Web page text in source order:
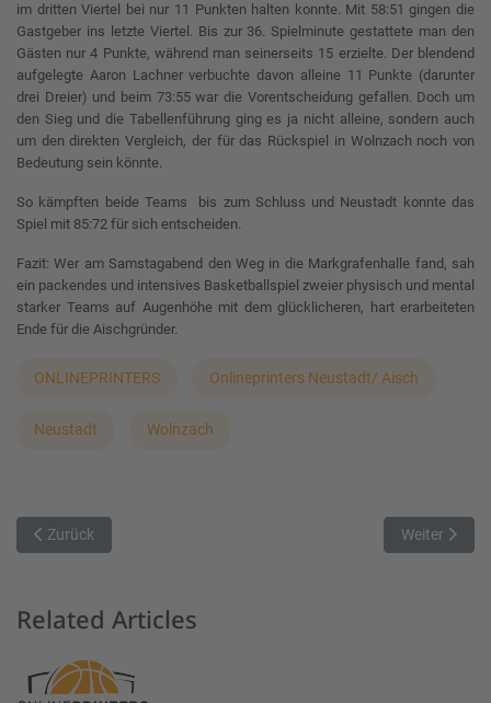
im dritten Viertel bei nur 11 Punkten halten konnte. Mit 58:51 gingen die
Gastgeber ins letzte Viertel. Bis zur 36. Spielminute gestattete man den
Gästen nur 4 Punkte, während man seinerseits 15 erzielte. Der blendend
aufgelegte Aaron Lachner verbuchte davon alleine 11 Punkte (darunter
drei Dreier) und beim 73:55 war die Vorentscheidung gefallen. Doch um
den Sieg und die Tabellenführung ging es ja nicht alleine, sondern auch
um den direkten Vergleich, der für das Rückspiel in Wolnzach noch von
Bedeutung sein könnte.
So kämpften beide Teams
bis zum Schluss und Neustadt konnte das
Spiel mit 85:72 für sich entscheiden.
Fazit: Wer am Samstagabend den Weg in die Markgrafenhalle fand, sah
ein packendes und intensives Basketballspiel zweier physisch und mental
starker Teams auf Augenhöhe mit dem glücklicheren, hart erarbeiteten
Ende für die Aischgründer.
ONLINEPRINTERS Onlineprinters Neustadt/ Aisch
Neustadt Wolnzach
Vorheriger Beitrag: Vierter Sieg in Folge: TVA gewinnt gegen
Zurück Nächster
Weiter
Related Articles